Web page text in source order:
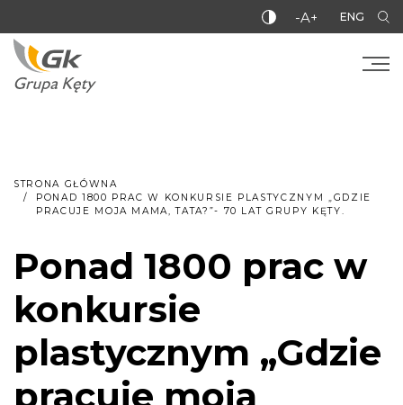
-A+ ENG
STRONA GŁÓWNA
PONAD 1800 PRAC W KONKURSIE PLASTYCZNYM „GDZIE
PRACUJE MOJA MAMA, TATA?”- 70 LAT GRUPY KĘTY.
Ponad 1800 prac w
konkursie
plastycznym „Gdzie
pracuje moja